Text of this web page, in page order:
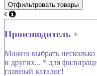
Производитель +
Можно выбрать
и других... * для
главный каталог!